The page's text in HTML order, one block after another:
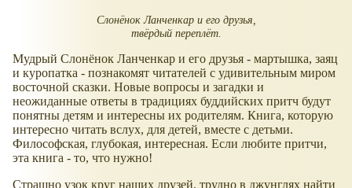
Слонёнок Ланченкар и его друзья,
твёрдый переплёт.
Мудрый Слонёнок Ланченкар и его друзья - мартышка, заяц
и куропатка - познакомят читателей с удивительным миром
восточной сказки. Новые вопросы и загадки и
неожиданные ответы в традициях буддийских притч будут
понятны детям и интересны их родителям. Книга, которую
интересно читать вслух, для детей, вместе с детьми.
Философская, глубокая, интересная. Если любите притчи,
эта книга - то, что нужно!
Страшно узок круг наших друзей, трудно в джунглях найти